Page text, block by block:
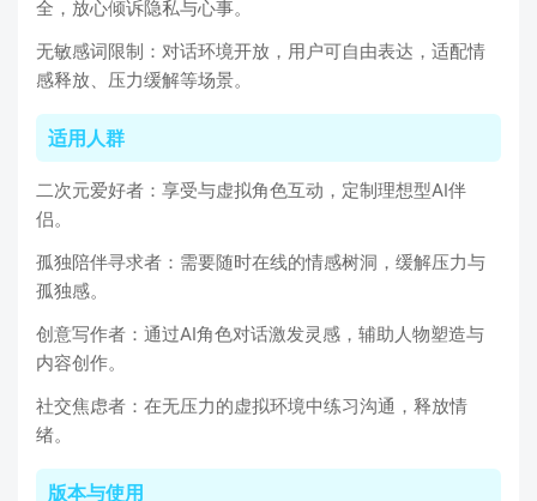
全，放心倾诉隐私与心事。
无敏感词限制：对话环境开放，用户可自由表达，适配情
感释放、压力缓解等场景。
适用人群
二次元爱好者：享受与虚拟角色互动，定制理想型AI伴
侣。
孤独陪伴寻求者：需要随时在线的情感树洞，缓解压力与
孤独感。
创意写作者：通过AI角色对话激发灵感，辅助人物塑造与
内容创作。
社交焦虑者：在无压力的虚拟环境中练习沟通，释放情
绪。
版本与使用